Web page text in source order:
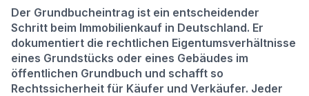
Der Grundbucheintrag ist ein entscheidender
Schritt beim Immobilienkauf in Deutschland. Er
dokumentiert die rechtlichen Eigentumsverhältnisse
eines Grundstücks oder eines Gebäudes im
öffentlichen Grundbuch und schafft so
Rechtssicherheit für Käufer und Verkäufer. Jeder